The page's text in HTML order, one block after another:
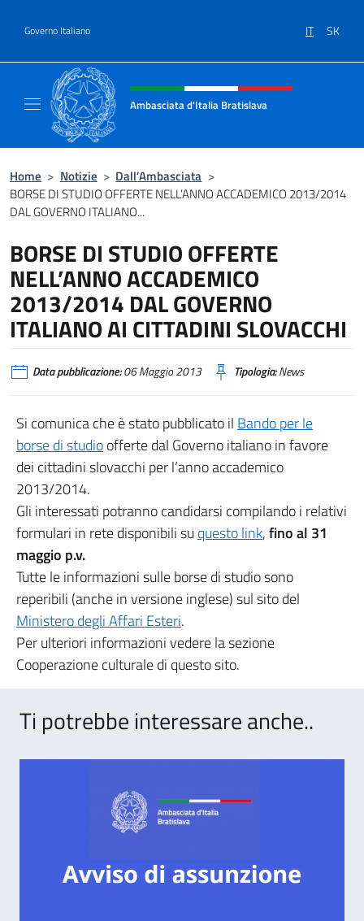
Governo Italiano IT SK
Intestazione sito, social e menù
Ambasciata d'Italia Bratislava
Home > Notizie > Dall’Ambasciata >
BORSE DI STUDIO OFFERTE NELL’ANNO ACCADEMICO 2013/2014
DAL GOVERNO ITALIANO...
BORSE DI STUDIO OFFERTE
NELL’ANNO ACCADEMICO
2013/2014 DAL GOVERNO
ITALIANO AI CITTADINI SLOVACCHI
Data pubblicazione:06 Maggio 2013 Tipologia:News
Si comunica che è stato pubblicato il Bando per le
borse di studioofferte dal Governo italiano in favore
dei cittadini slovacchi per l’anno accademico
2013/2014.
Gli interessati potranno candidarsi compilando i relativi
formulari in rete disponibili su questo link,fino al 31
maggio p.v.
Tutte le informazioni sulle borse di studio sono
reperibili (anche in versione inglese) sul sito del
Ministero degli Affari Esteri.
Per ulteriori informazioni vedere la sezione
Cooperazione culturale di questo sito.
Ti potrebbe interessare anche..